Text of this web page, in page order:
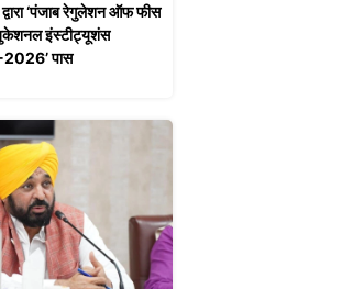
‘पंजाब रेगुलेशन ऑफ फीस
इंस्टीट्यूशंस
पास